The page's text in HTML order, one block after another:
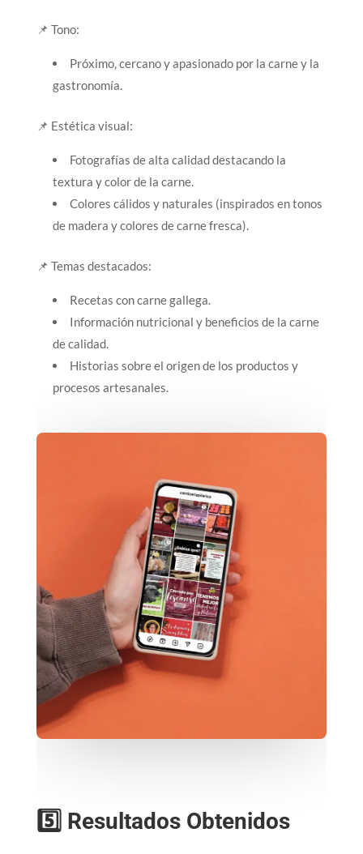
📌 Tono:
Próximo, cercano y apasionado por la carne y la
gastronomía.
📌 Estética visual:
Fotografías de alta calidad destacando la
textura y color de la carne.
Colores cálidos y naturales (inspirados en tonos
de madera y colores de carne fresca).
📌 Temas destacados:
Recetas con carne gallega.
Información nutricional y beneficios de la carne
de calidad.
Historias sobre el origen de los productos y
procesos artesanales.
5️⃣ Resultados Obtenidos